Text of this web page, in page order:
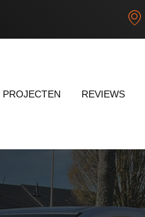
PROJECTEN REVIEWS